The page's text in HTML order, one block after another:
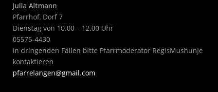
Julia Altmann
Pfarrhof, Dorf 7
Dienstag von 10.00 – 12.00 Uhr
05575-4430
In dringenden Fällen bitte Pfarrmoderator RegisMushunje
kontaktieren
pfarrelangen@gmail.com